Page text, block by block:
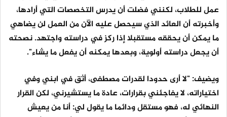
عمل للطلاب، لكنني فضلت أن يدرس التخصصات التي أرادها،
وأخبرته أن العائد الذي سيحصل عليه الآن من العمل لن يضاهي
ما يمكن أن يحققه مستقبلا إذا ركز في دراسته واجتهد. نصحته
أن يجعل دراسته أولوية، وبعدها يمكنه أن يفعل ما يشاء".
ويضيف: "لا أرى حدودا لقدرات مصطفى، أثق في ابني وفي
اختياراته، لا يفاجئني بقرارات، عادة ما يستشيرني، لكن القرار
النهائي له، فهو مستقل ودائما ما يقول لي: أنا من يعيش